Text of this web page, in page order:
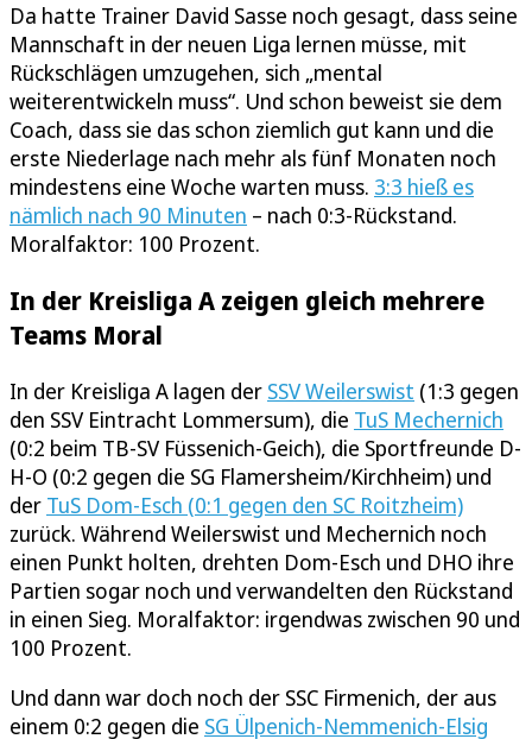
Da hatte Trainer David Sasse noch gesagt, dass seine
Mannschaft in der neuen Liga lernen müsse, mit
Rückschlägen umzugehen, sich „mental
weiterentwickeln muss“. Und schon beweist sie dem
Coach, dass sie das schon ziemlich gut kann und die
erste Niederlage nach mehr als fünf Monaten noch
mindestens eine Woche warten muss. 3:3 hieß es
nämlich nach 90 Minuten – nach 0:3-Rückstand.
Moralfaktor: 100 Prozent.
In der Kreisliga A zeigen gleich mehrere
Teams Moral
In der Kreisliga A lagen der SSV Weilerswist (1:3 gegen
den SSV Eintracht Lommersum), die TuS Mechernich
(0:2 beim TB-SV Füssenich-Geich), die Sportfreunde D-
H-O (0:2 gegen die SG Flamersheim/Kirchheim) und
der TuS Dom-Esch (0:1 gegen den SC Roitzheim)
zurück. Während Weilerswist und Mechernich noch
einen Punkt holten, drehten Dom-Esch und DHO ihre
Partien sogar noch und verwandelten den Rückstand
in einen Sieg. Moralfaktor: irgendwas zwischen 90 und
100 Prozent.
Und dann war doch noch der SSC Firmenich, der aus
einem 0:2 gegen die SG Ülpenich-Nemmenich-Elsig